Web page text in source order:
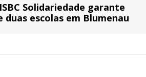
Solidariedade garante
duas escolas em Blumenau